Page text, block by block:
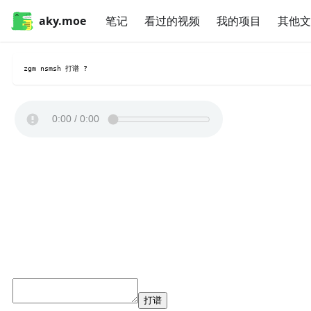
aky.moe 笔记 看过的视频 我的项目 其他
zgm nsmsh 打谱 ?
打谱